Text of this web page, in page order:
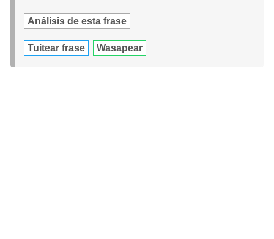
Análisis de esta frase
Tuitear frase Wasapear